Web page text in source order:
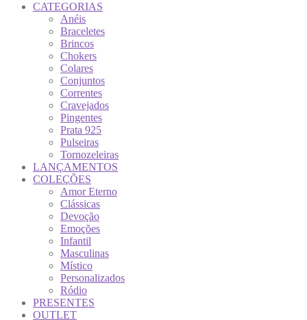
CATEGORIAS
Anéis
Braceletes
Brincos
Chokers
Colares
Conjuntos
Correntes
Cravejados
Pingentes
Prata 925
Pulseiras
Tornozeleiras
LANÇAMENTOS
COLEÇÕES
Amor Eterno
Clássicas
Devoção
Emoções
Infantil
Masculinas
Místico
Personalizados
Ródio
PRESENTES
OUTLET